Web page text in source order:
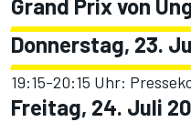
Grand Prix von
Donnerstag, 23.
19:15-20:15 Uhr:
Freitag, 24. Juli